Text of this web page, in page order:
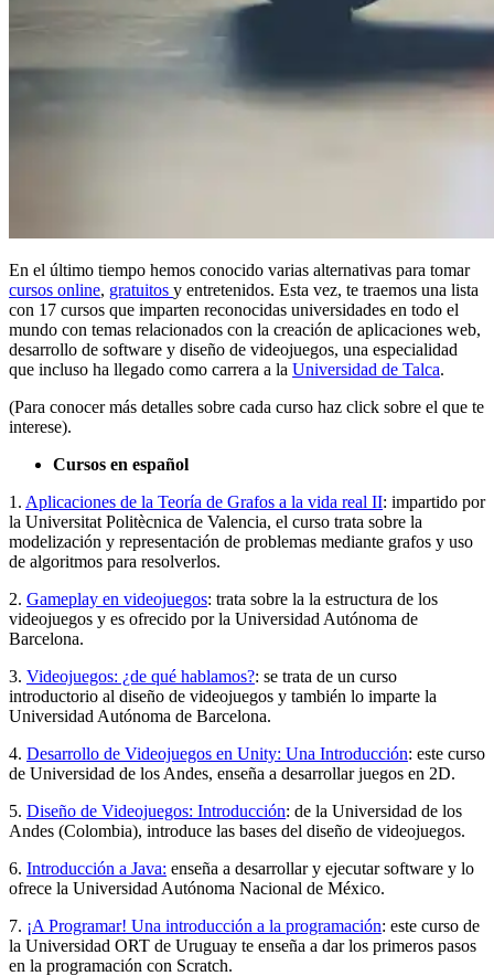
En el último tiempo hemos conocido varias alternativas para tomar
cursos online, gratuitos y entretenidos. Esta vez, te traemos una lista
con 17 cursos que imparten reconocidas universidades en todo el
mundo con temas relacionados con la creación de aplicaciones web,
desarrollo de software y diseño de videojuegos, una especialidad
que incluso ha llegado como carrera a la Universidad de Talca.
(Para conocer más detalles sobre cada curso haz click sobre el que te
interese).
Cursos en español
1. Aplicaciones de la Teoría de Grafos a la vida real II: impartido por
la Universitat Politècnica de Valencia, el curso trata sobre la
modelización y representación de problemas mediante grafos y uso
de algoritmos para resolverlos.
2. Gameplay en videojuegos: trata sobre la la estructura de los
videojuegos y es ofrecido por la Universidad Autónoma de
Barcelona.
3. Videojuegos: ¿de qué hablamos?: se trata de un curso
introductorio al diseño de videojuegos y también lo imparte la
Universidad Autónoma de Barcelona.
4. Desarrollo de Videojuegos en Unity: Una Introducción: este curso
de Universidad de los Andes, enseña a desarrollar juegos en 2D.
5. Diseño de Videojuegos: Introducción: de la Universidad de los
Andes (Colombia), introduce las bases del diseño de videojuegos.
6. Introducción a Java: enseña a desarrollar y ejecutar software y lo
ofrece la Universidad Autónoma Nacional de México.
7. ¡A Programar! Una introducción a la programación: este curso de
la Universidad ORT de Uruguay te enseña a dar los primeros pasos
en la programación con Scratch.